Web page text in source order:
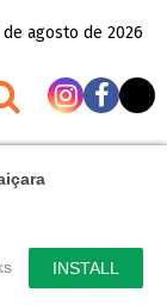
INSTALL
agosto de 2026